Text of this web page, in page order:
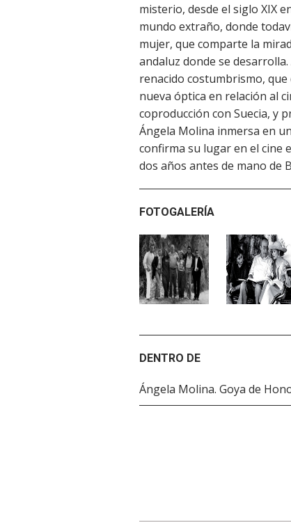
misterio, desde el siglo XIX
mundo extraño, donde
mujer, que comparte la
andaluz donde se
renacido costumbrismo,
nueva óptica en relación al
coproducción con Suecia, y
Ángela Molina inmersa en
confirma su lugar en el cine
dos años antes de mano de
FOTOGALERÍA
DENTRO DE
Ángela Molina. Goya de